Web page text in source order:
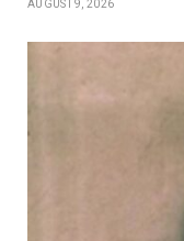
AUGUST 9, 2026